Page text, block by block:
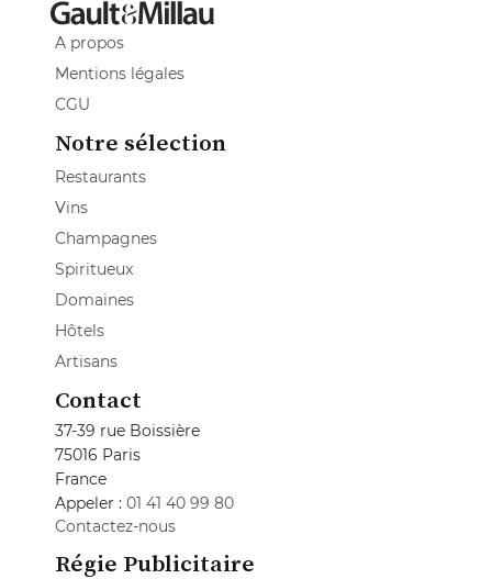
A propos
Mentions légales
CGU
Notre sélection
Restaurants
Vins
Champagnes
Spiritueux
Domaines
Hôtels
Artisans
Contact
37-39 rue Boissière
75016 Paris
France
Appeler : 01 41 40 99 80
Contactez-nous
Régie Publicitaire